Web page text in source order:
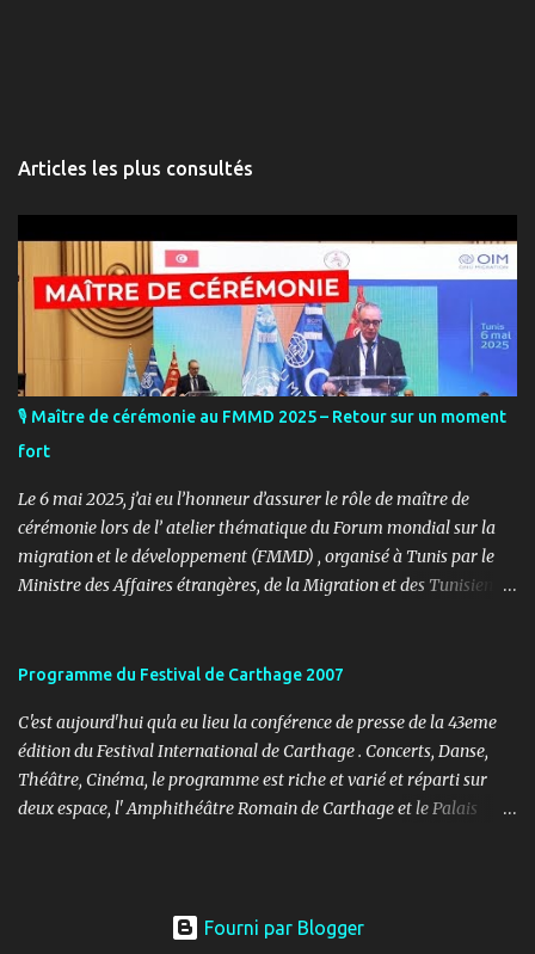
Articles les plus consultés
🎙️ Maître de cérémonie au FMMD 2025 – Retour sur un moment
fort
Le 6 mai 2025, j’ai eu l’honneur d’assurer le rôle de maître de
cérémonie lors de l’ atelier thématique du Forum mondial sur la
migration et le développement (FMMD) , organisé à Tunis par le
Ministre des Affaires étrangères, de la Migration et des Tunisiens à
niveau a rassemblé des diplomates, des experts de la diaspora, des
civile autour d’un objectif commun : renforcer le rôle stratégique
de la diaspora dans le développement durable, l’investissement et
la coopération internationale. 🎤 Mon rôle : donner le rythme,
porter la voix du dialogue En tant que maître de cérémonie, mon
Programme du Festival de Carthage 2007
C'est aujourd'hui qu'a eu lieu la conférence de presse de la 43eme
édition du Festival International de Carthage . Concerts, Danse,
Théâtre, Cinéma, le programme est riche et varié et réparti sur
deux espace, l' Amphithéâtre Romain de Carthage et le Palais
Symphonique de Sicile 17/07/2007 - Soirée BESMA 18/07/2007 -
Fourni par Blogger